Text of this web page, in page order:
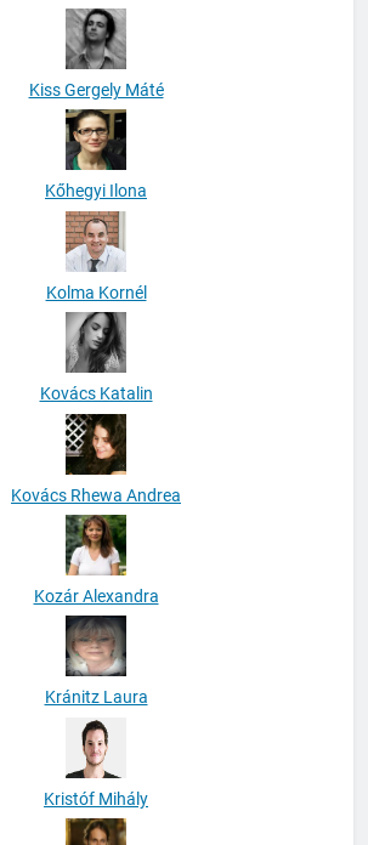
Kiss Gergely Máté
Kőhegyi Ilona
Kolma Kornél
Kovács Katalin
Kovács Rhewa Andrea
Kozár Alexandra
Kránitz Laura
Kristóf Mihály